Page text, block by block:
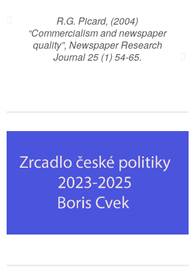
R.G. Picard, (2004)
“Commercialism and newspaper
quality”, Newspaper Research
Journal 25 (1) 54-65.